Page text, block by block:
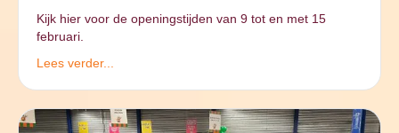
Kijk hier voor de openingstijden van 9 tot en met 15
februari.
Lees verder...